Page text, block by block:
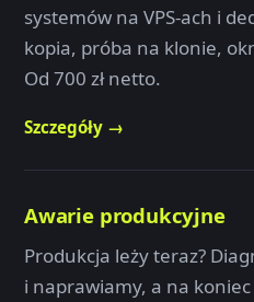
systemów na VPS-ach i
kopia, próba na klonie,
Od 700 zł netto.
Szczegóły →
Awarie produkcyjne
Produkcja leży teraz?
i naprawiamy, a na